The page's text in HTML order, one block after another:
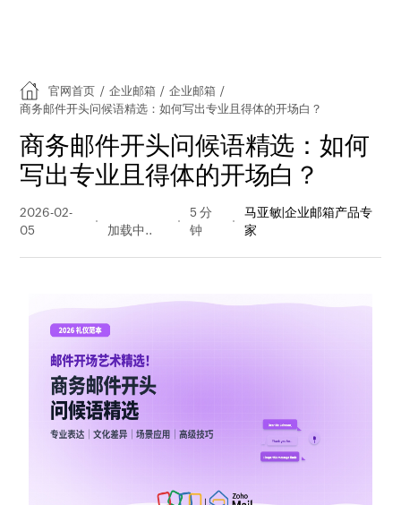
官网首页 / 企业邮箱 / 企业邮箱 /
商务邮件开头问候语精选：如何写出专业且得体的开场白？
商务邮件开头问候语精选：如何
写出专业且得体的开场白？
2026-02-
05
量
5 分
钟
马亚敏|企业邮箱产品专
家